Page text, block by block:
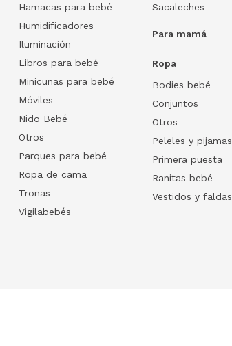
Hamacas para bebé
Humidificadores
Iluminación
Libros para bebé
Minicunas para bebé
Móviles
Nido Bebé
Otros
Parques para bebé
Ropa de cama
Tronas
Vigilabebés
Sacaleches
Para mamá
Ropa
Bodies bebé
Conjuntos
Otros
Peleles y pijamas
Primera puesta
Ranitas bebé
Vestidos y faldas